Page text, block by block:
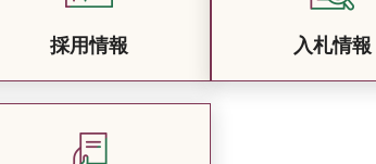
採用情報 入札情報